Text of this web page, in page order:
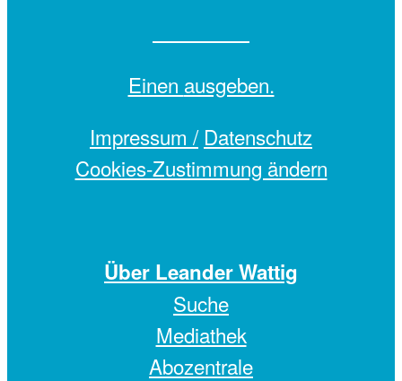
Einen ausgeben.
Impressum / Datenschutz
Cookies-Zustimmung ändern
Über Leander Wattig
Suche
Mediathek
Abozentrale